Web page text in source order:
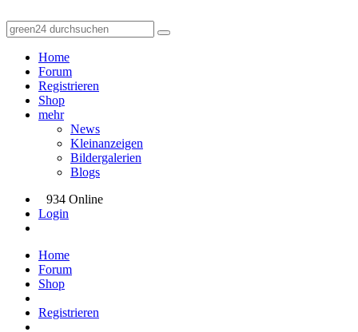
Home
Forum
Registrieren
Shop
mehr
News
Kleinanzeigen
Bildergalerien
Blogs
934 Online
Login
Home
Forum
Shop
Registrieren